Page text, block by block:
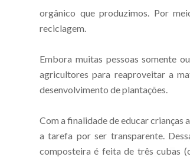
orgânico que produzimos. Por
reciclagem.
Embora muitas pessoas somente
agricultores para reaproveitar a
desenvolvimento de plantações.
Com a finalidade de educar
a tarefa por ser transparente.
composteira é feita de três cubas